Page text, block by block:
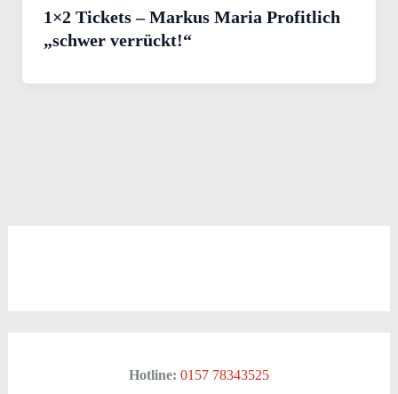
1×2 Tickets – Markus Maria Profitlich
„schwer verrückt!“
Hotline: 0157 78343525